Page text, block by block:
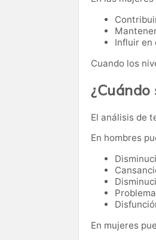
Influir en
Cuando los
El análisis de
En hombres
En mujeres